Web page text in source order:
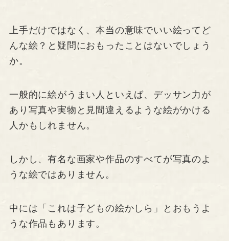
上手だけではなく、本当の意味でいい絵ってど
んな絵？と疑問におもったことはないでしょう
か。
一般的に絵がうまい人といえば、デッサン力が
あり写真や実物と見間違えるような絵がかける
人かもしれません。
しかし、有名な画家や作品のすべてが写真のよ
うな絵ではありません。
中には「これは子どもの絵かしら」とおもうよ
うな作品もあります。